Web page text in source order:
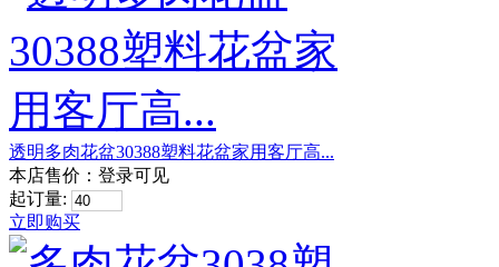
透明多肉花盆30388塑料花盆家用客厅高...
本店售价： 登录可见
起订量:
立即购买